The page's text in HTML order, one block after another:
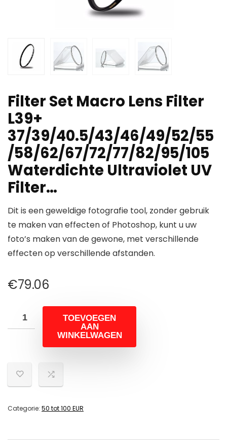
Filter Set Macro Lens Filter
L39+
37/39/40.5/43/46/49/52/55
/58/62/67/72/77/82/95/105
Waterdichte Ultraviolet UV
Filter…
Dit is een geweldige fotografie tool, zonder gebruik
te maken van effecten of Photoshop, kunt u uw
foto’s maken van de gewone, met verschillende
effecten op verschillende afstanden.
€79.06
TOEVOEGEN
AAN
WINKELWAGEN
Categorie: 50 tot 100 EUR